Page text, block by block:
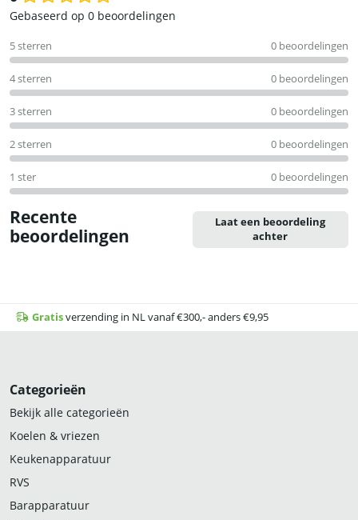
Waardering
uit
5
Gebaseerd op 0 beoordelingen
5 sterren 0 beoordelingen
4 sterren 0 beoordelingen
3 sterren 0 beoordelingen
2 sterren 0 beoordelingen
1 ster 0 beoordelingen
Recente
beoordelingen
Laat een beoordeling
achter
Gratisverzending in NL vanaf €300,- anders €9,95
Categorieën
Bekijk alle categorieën
Koelen & vriezen
Keukenapparatuur
RVS
Barapparatuur